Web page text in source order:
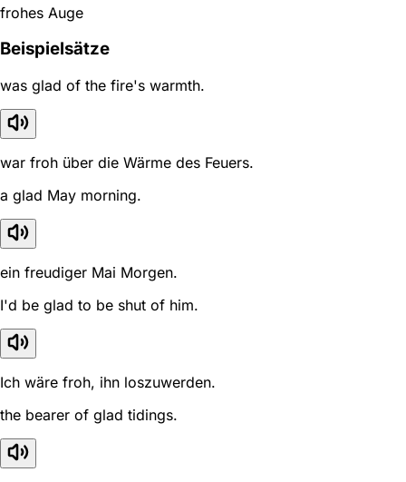
frohes Auge
Beispielsätze
was glad of the fire's warmth.
war froh über die Wärme des Feuers.
a glad May morning.
ein freudiger Mai Morgen.
I'd be glad to be shut of him.
Ich wäre froh, ihn loszuwerden.
the bearer of glad tidings.